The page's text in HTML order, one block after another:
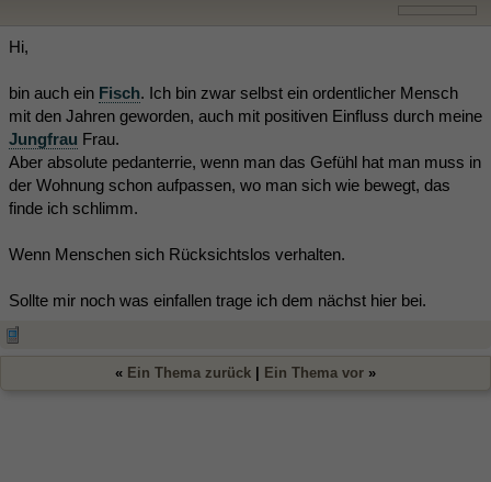
Hi,
bin auch ein Fisch. Ich bin zwar selbst ein ordentlicher Mensch
mit den Jahren geworden, auch mit positiven Einfluss durch meine
Jungfrau Frau.
Aber absolute pedanterrie, wenn man das Gefühl hat man muss in
der Wohnung schon aufpassen, wo man sich wie bewegt, das
finde ich schlimm.
Wenn Menschen sich Rücksichtslos verhalten.
Sollte mir noch was einfallen trage ich dem nächst hier bei.
« Ein Thema zurück | Ein Thema vor »